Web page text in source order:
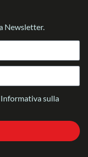
Newsletter.
sulla